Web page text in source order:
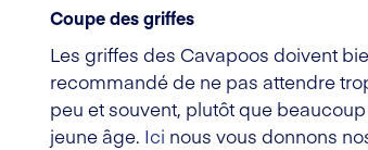
Coupe des griffes
Les griffes des Cavapoos doivent
recommandé de ne pas attendre
peu et souvent, plutôt que
jeune âge. Ici nous vous donnons